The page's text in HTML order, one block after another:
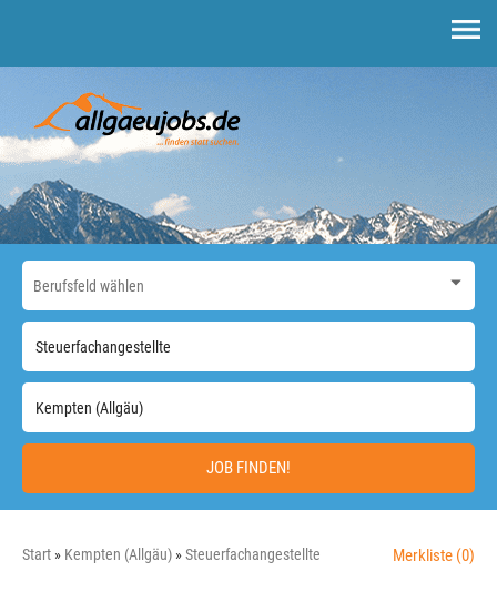
JOB FINDEN!
Start Kempten (Allgäu) Steuerfachangestellte Merkliste (0)